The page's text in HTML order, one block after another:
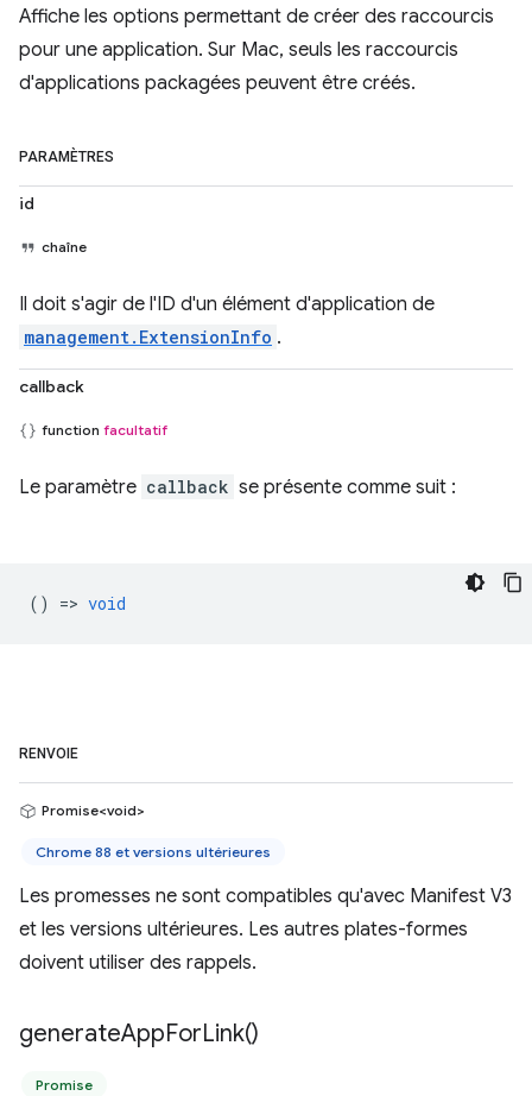
Affiche les options permettant de créer des raccourcis
pour une application. Sur Mac, seuls les raccourcis
d'applications packagées peuvent être créés.
PARAMÈTRES
id
chaîne
Il doit s'agir de l'ID d'un élément d'application de
management.ExtensionInfo .
callback
function facultatif
Le paramètre callback se présente comme suit :
() => void
RENVOIE
Promise<void>
Chrome 88 et versions ultérieures
Les promesses ne sont compatibles qu'avec Manifest V3
et les versions ultérieures. Les autres plates-formes
doivent utiliser des rappels.
generateAppForLink()
Promise